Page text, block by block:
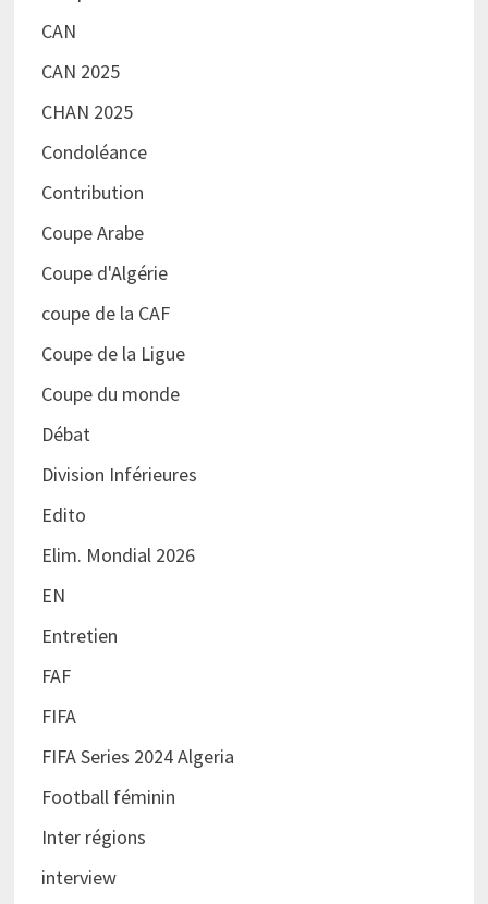
CAN
CAN 2025
CHAN 2025
Condoléance
Contribution
Coupe Arabe
Coupe d'Algérie
coupe de la CAF
Coupe de la Ligue
Coupe du monde
Débat
Division Inférieures
Edito
Elim. Mondial 2026
EN
Entretien
FAF
FIFA
FIFA Series 2024 Algeria
Football féminin
Inter régions
interview